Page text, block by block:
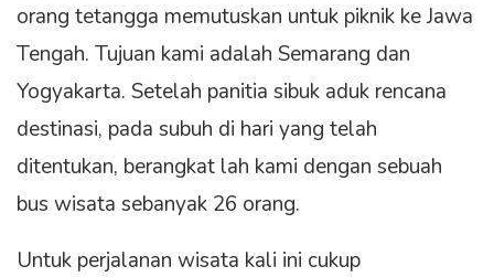
orang tetangga memutuskan untuk piknik ke Jawa
Tengah. Tujuan kami adalah Semarang dan
Yogyakarta. Setelah panitia sibuk aduk rencana
destinasi, pada subuh di hari yang telah
ditentukan, berangkat lah kami dengan sebuah
bus wisata sebanyak 26 orang.
Untuk perjalanan wisata kali ini cukup